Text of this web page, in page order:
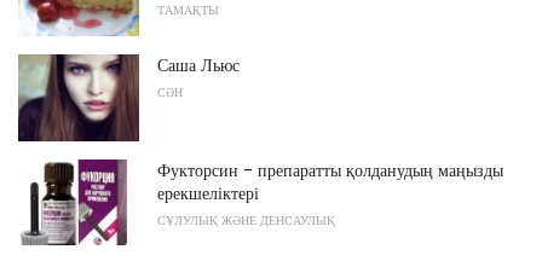
ТАМАҚТЫ
Саша Льюс
СӘН
Фукторсин - препаратты қолданудың маңызды
ерекшеліктері
СҰЛУЛЫҚ ЖӘНЕ ДЕНСАУЛЫҚ